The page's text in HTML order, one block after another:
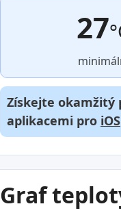
27
Získejte
aplikacemi pro iOS
Graf